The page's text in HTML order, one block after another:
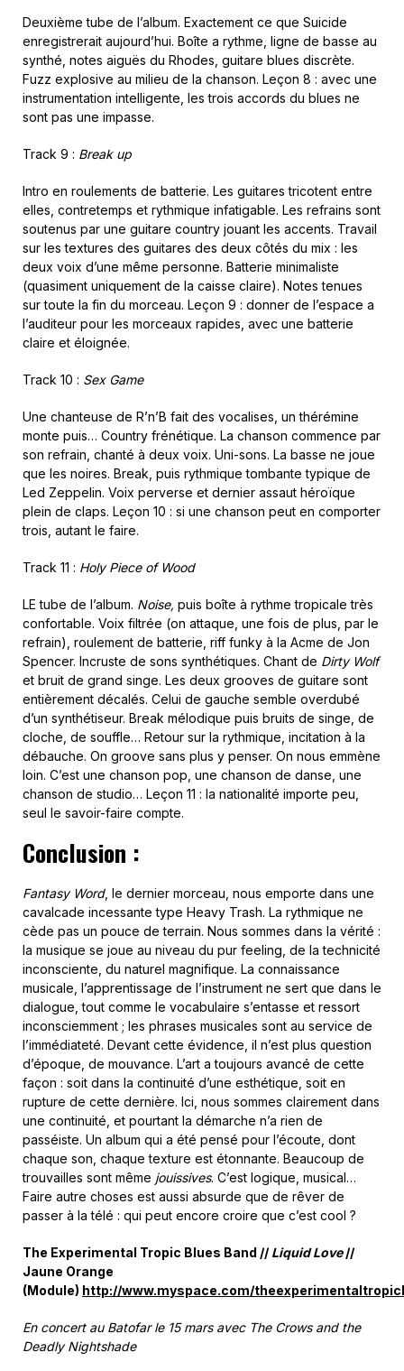
Deuxième tube de l’album. Exactement ce que Suicide
enregistrerait aujourd’hui. Boîte a rythme, ligne de basse au
synthé, notes aiguës du Rhodes, guitare blues discrète.
Fuzz explosive au milieu de la chanson. Leçon 8 : avec une
instrumentation intelligente, les trois accords du blues ne
sont pas une impasse.
Track 9 : Break up
Intro en roulements de batterie. Les guitares tricotent entre
elles, contretemps et rythmique infatigable. Les refrains sont
soutenus par une guitare country jouant les accents. Travail
sur les textures des guitares des deux côtés du mix : les
deux voix d’une même personne. Batterie minimaliste
(quasiment uniquement de la caisse claire). Notes tenues
sur toute la fin du morceau. Leçon 9 : donner de l’espace a
l’auditeur pour les morceaux rapides, avec une batterie
claire et éloignée.
Track 10 : Sex Game
Une chanteuse de R’n’B fait des vocalises, un thérémine
monte puis… Country frénétique. La chanson commence par
son refrain, chanté à deux voix. Uni-sons. La basse ne joue
que les noires. Break, puis rythmique tombante typique de
Led Zeppelin. Voix perverse et dernier assaut héroïque
plein de claps. Leçon 10 : si une chanson peut en comporter
trois, autant le faire.
Track 11 : Holy Piece of Wood
LE tube de l’album. Noise, puis boîte à rythme tropicale très
confortable. Voix filtrée (on attaque, une fois de plus, par le
refrain), roulement de batterie, riff funky à la Acme de Jon
Spencer. Incruste de sons synthétiques. Chant de Dirty Wolf
et bruit de grand singe. Les deux grooves de guitare sont
entièrement décalés. Celui de gauche semble overdubé
d’un synthétiseur. Break mélodique puis bruits de singe, de
cloche, de souffle… Retour sur la rythmique, incitation à la
débauche. On groove sans plus y penser. On nous emmène
loin. C’est une chanson pop, une chanson de danse, une
chanson de studio… Leçon 11 : la nationalité importe peu,
seul le savoir-faire compte.
Conclusion :
Fantasy Word, le dernier morceau, nous emporte dans une
cavalcade incessante type Heavy Trash. La rythmique ne
cède pas un pouce de terrain. Nous sommes dans la vérité :
la musique se joue au niveau du pur feeling, de la technicité
inconsciente, du naturel magnifique. La connaissance
musicale, l’apprentissage de l’instrument ne sert que dans le
dialogue, tout comme le vocabulaire s’entasse et ressort
inconsciemment ; les phrases musicales sont au service de
l’immédiateté. Devant cette évidence, il n’est plus question
d’époque, de mouvance. L’art a toujours avancé de cette
façon : soit dans la continuité d’une esthétique, soit en
rupture de cette dernière. Ici, nous sommes clairement dans
une continuité, et pourtant la démarche n’a rien de
passéiste. Un album qui a été pensé pour l’écoute, dont
chaque son, chaque texture est étonnante. Beaucoup de
trouvailles sont même jouissives. C’est logique, musical…
Faire autre choses est aussi absurde que de rêver de
passer à la télé : qui peut encore croire que c’est cool ?
The Experimental Tropic Blues Band // Liquid Love//
Jaune Orange
(Module) http://www.myspace.com/
En concert au Batofar le 15 mars avec The Crows and the
Deadly Nightshade